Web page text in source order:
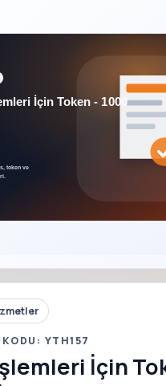
YTH157
İçin